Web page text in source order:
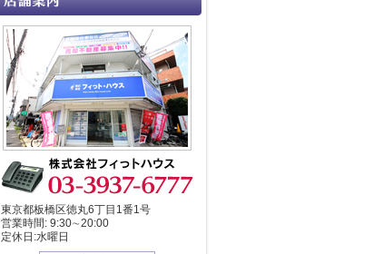
東京都板橋区徳丸6丁目1番1号
営業時間: 9:30∼20:00
定休日:水曜日